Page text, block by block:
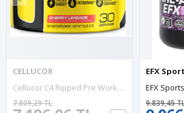
CELLUCOR
Cellucor C4 Ripped Pre Workout & Thermogenic Explosive Energy And Cutting Formul 30 Servis.EU Değil..Usa İçeriktir.45.
7.809,29 TL
EFX
9.839,45